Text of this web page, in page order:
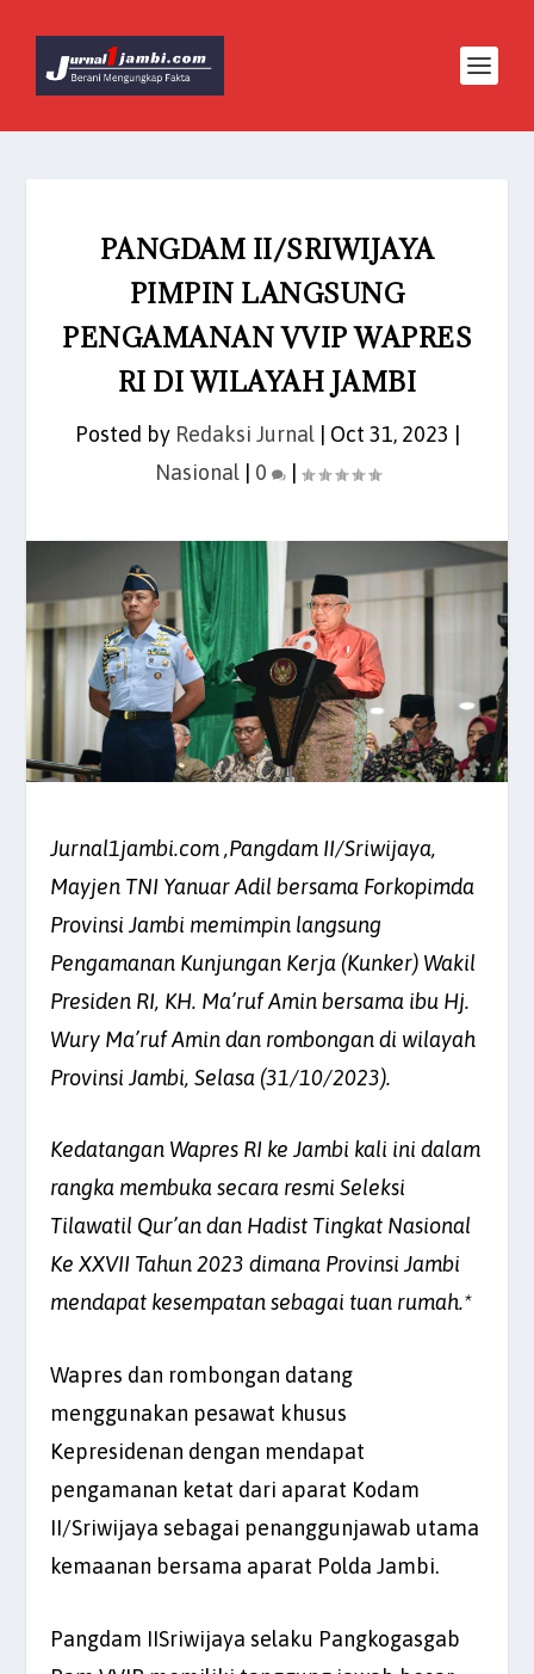
PANGDAM II/SRIWIJAYA
PIMPIN LANGSUNG
PENGAMANAN VVIP WAPRES
RI DI WILAYAH JAMBI
Posted by Redaksi Jurnal| Oct 31, 2023
Nasional| 0 |
Jurnal1jambi.com ,Pangdam II/Sriwijaya,
Mayjen TNI Yanuar Adil bersama Forkopimda
Provinsi Jambi memimpin langsung
Pengamanan Kunjungan Kerja (Kunker) Wakil
Presiden RI, KH. Ma’ruf Amin bersama ibu Hj.
Wury Ma’ruf Amin dan rombongan di wilayah
Provinsi Jambi, Selasa (31/10/2023).
Kedatangan Wapres RI ke Jambi kali ini dalam
rangka membuka secara resmi Seleksi
Tilawatil Qur’an dan Hadist Tingkat Nasional
Ke XXVII Tahun 2023 dimana Provinsi Jambi
mendapat kesempatan sebagai tuan rumah.*
Wapres dan rombongan datang
menggunakan pesawat khusus
Kepresidenan dengan mendapat
pengamanan ketat dari aparat Kodam
II/Sriwijaya sebagai penanggunjawab utama
kemaanan bersama aparat Polda Jambi.
Pangdam IISriwijaya selaku Pangkogasgab